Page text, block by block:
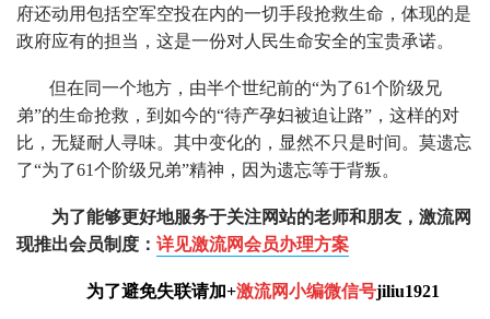
府还动用包括空军空投在内的一切手段抢救生命，体现的是
政府应有的担当，这是一份对人民生命安全的宝贵承诺。
但在同一个地方，由半个世纪前的“为了61个阶级兄
弟”的生命抢救，到如今的“待产孕妇被迫让路”，这样的对
比，无疑耐人寻味。其中变化的，显然不只是时间。莫遗忘
了“为了61个阶级兄弟”精神，因为遗忘等于背叛。
为了能够更好地服务于关注网站的老师和朋友，激流网
现推出会员制度： 详见激流网会员办理方案
为了避免失联请加+激流网小编微信号jiliu1921